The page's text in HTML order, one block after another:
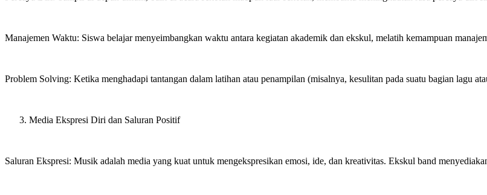
Manajemen Waktu: Siswa belajar menyeimbangkan waktu antara kegiatan akademik dan ekskul, melatih kemampuan
Problem Solving: Ketika menghadapi tantangan dalam latihan atau penampilan (misalnya, kesulitan pada suatu bagian lagu
Media Ekspresi Diri dan Saluran Positif
Saluran Ekspresi: Musik adalah media yang kuat untuk mengekspresikan emosi, ide, dan kreativitas. Ekskul band